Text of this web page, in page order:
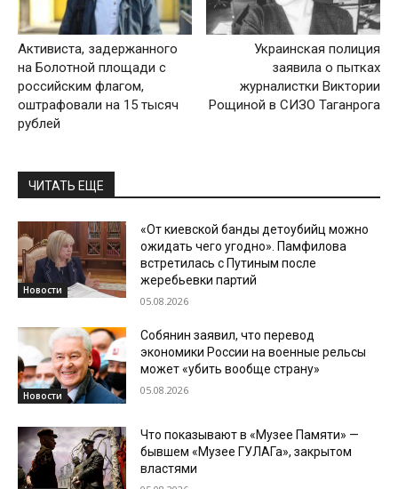
Активиста, задержанного
на Болотной площади с
российским флагом,
оштрафовали на 15 тысяч
рублей
Украинская полиция
заявила о пытках
журналистки Виктории
Рощиной в СИЗО Таганрога
ЧИТАТЬ ЕЩЕ
Новости
«От киевской банды детоубийц можно
ожидать чего угодно». Памфилова
встретилась с Путиным после
жеребьевки партий
05.08.2026
Новости
Собянин заявил, что перевод
экономики России на военные рельсы
может «убить вообще страну»
05.08.2026
Что показывают в «Музее Памяти» —
бывшем «Музее ГУЛАГа», закрытом
властями